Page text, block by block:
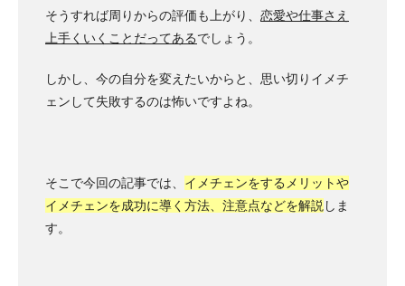
そうすれば周りからの評価も上がり、 恋愛や仕事さえ
上手くいくことだってあるでしょう。
しかし、今の自分を変えたいからと、思い切りイメチ
ェンして失敗するのは怖いですよね。
そこで今回の記事では、 イメチェンをするメリットや
イメチェンを成功に導く方法、注意点などを解説 しま
す。